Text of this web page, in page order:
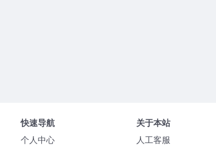
快速导航
个人中心
关于本站
人工客服